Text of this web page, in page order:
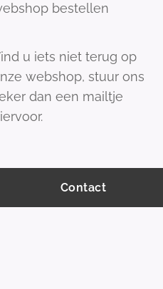
bestellen
u iets niet terug op
webshop, stuur ons
dan een mailtje
Contact